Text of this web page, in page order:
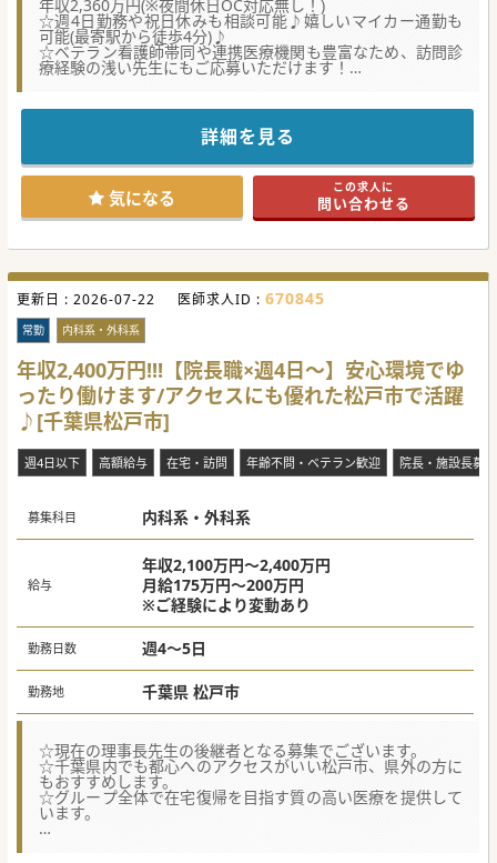
年収2,360万円(※夜間休日OC対応無し！)
☆週4日勤務や祝日休みも相談可能♪嬉しいマイカー通勤も
可能(最寄駅から徒歩4分)♪
☆ベテラン看護師帯同や連携医療機関も豊富なため、訪問診
療経験の浅い先生にもご応募いただけます！
■夜間や休日のオンコール対応は外部委託しており、常勤医
師が精神的な負担なく休養に専念できる環境が整っていま
■週4日勤務の選択や祝日休みの相談も柔軟に対応してお
り、プライベートや研究の時間を十分に確保することが可能
■院長や複数職種のスタッフによる風通しの良い組織であ
り、互いの専門性を尊重しながらフラットに協力し合える風
【業務内容】
■訪問看護で培われたスキルの高いベテラン看護師が同行
し、電子カルテの入力や診療のサポートを的確に行います。
■個人の一軒家を対象とした居宅診療を中心に、1日あたり
10件から13件程度の定期的な訪問診療を担当いただきます。
■グループ内の社会福祉士が新規患者の調整や家族対応を担
うため、医師は煩雑な調整業務に追われず医療へ集中できま
す。
【医療機関情報】
■複数路線が乗り入れる駅から徒歩4分とアクセスが抜群
で、駐車場も完備されており毎日のマイカー通勤にも便利で
す。
■経営母体は地域に20拠点以上の介護サービスを展開してお
週５日勤務の場合には最大で２３６0万円の提示が可能で
す。
#春入職可 #秋入職可
詳細を見る
気になる この求人に
問い合わせる
更新日 : 2026-07-22 医師求人ID : 670845
常勤 内科系・外科系
年収2,400万円!!!【院長職×週4日～】安心環境でゆ
ったり働けます/アクセスにも優れた松戸市で活躍
♪[千葉県松戸市]
週4日以下 高額給与 在宅・訪問 年齢不問・ベテラン歓迎 院長・施設長募集
募集科目 内科系・外科系
給与
年収2,100万円～2,400万円
月給175万円～200万円
※ご経験により変動あり
勤務日数 週4～5日
勤務地 千葉県 松戸市
☆現在の理事長先生の後継者となる募集でございます。
☆千葉県内でも都心へのアクセスがいい松戸市、県外の方に
もおすすめします。
☆グループ全体で在宅復帰を目指す質の高い医療を提供して
います。